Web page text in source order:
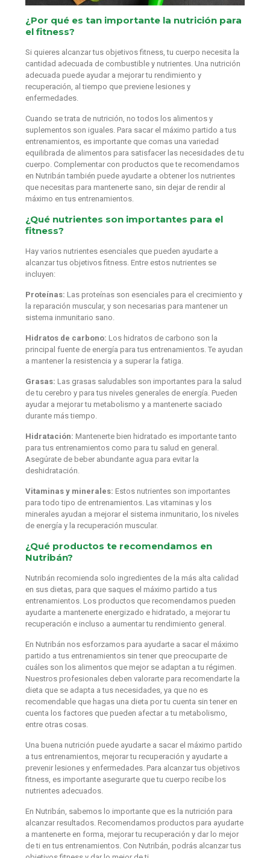
¿Por qué es tan importante la nutrición para
el fitness?
Si quieres alcanzar tus objetivos fitness, tu cuerpo necesita la
cantidad adecuada de combustible y nutrientes. Una nutrición
adecuada puede ayudar a mejorar tu rendimiento y
recuperación, al tiempo que previene lesiones y
enfermedades.
Cuando se trata de nutrición, no todos los alimentos y
suplementos son iguales. Para sacar el máximo partido a tus
entrenamientos, es importante que comas una variedad
equilibrada de alimentos para satisfacer las necesidades de tu
cuerpo. Complementar con productos que te recomendamos
en Nutribán también puede ayudarte a obtener los nutrientes
que necesitas para mantenerte sano, sin dejar de rendir al
máximo en tus entrenamientos.
¿Qué nutrientes son importantes para el
fitness?
Hay varios nutrientes esenciales que pueden ayudarte a
alcanzar tus objetivos fitness. Entre estos nutrientes se
incluyen:
Proteínas: Las proteínas son esenciales para el crecimiento y
la reparación muscular, y son necesarias para mantener un
sistema inmunitario sano.
Hidratos de carbono: Los hidratos de carbono son la
principal fuente de energía para tus entrenamientos. Te ayudan
a mantener la resistencia y a superar la fatiga.
Grasas: Las grasas saludables son importantes para la salud
de tu cerebro y para tus niveles generales de energía. Pueden
ayudar a mejorar tu metabolismo y a mantenerte saciado
durante más tiempo.
Hidratación: Mantenerte bien hidratado es importante tanto
para tus entrenamientos como para tu salud en general.
Asegúrate de beber abundante agua para evitar la
deshidratación.
Vitaminas y minerales: Estos nutrientes son importantes
para todo tipo de entrenamientos. Las vitaminas y los
minerales ayudan a mejorar el sistema inmunitario, los niveles
de energía y la recuperación muscular.
¿Qué productos te recomendamos en
Nutribán?
Nutribán recomienda solo ingredientes de la más alta calidad
en sus dietas, para que saques el máximo partido a tus
entrenamientos. Los productos que recomendamos pueden
ayudarte a mantenerte energizado e hidratado, a mejorar tu
recuperación e incluso a aumentar tu rendimiento general.
En Nutribán nos esforzamos para ayudarte a sacar el máximo
partido a tus entrenamientos sin tener que preocuparte de
cuáles son los alimentos que mejor se adaptan a tu régimen.
Nuestros profesionales deben valorarte para recomendarte la
dieta que se adapta a tus necesidades, ya que no es
recomendable que hagas una dieta por tu cuenta sin tener en
cuenta los factores que pueden afectar a tu metabolismo,
entre otras cosas.
Una buena nutrición puede ayudarte a sacar el máximo partido
a tus entrenamientos, mejorar tu recuperación y ayudarte a
prevenir lesiones y enfermedades. Para alcanzar tus objetivos
fitness, es importante asegurarte que tu cuerpo recibe los
nutrientes adecuados.
En Nutribán, sabemos lo importante que es la nutrición para
alcanzar resultados. Recomendamos productos para ayudarte
a mantenerte en forma, mejorar tu recuperación y dar lo mejor
de ti en tus entrenamientos. Con Nutribán, podrás alcanzar tus